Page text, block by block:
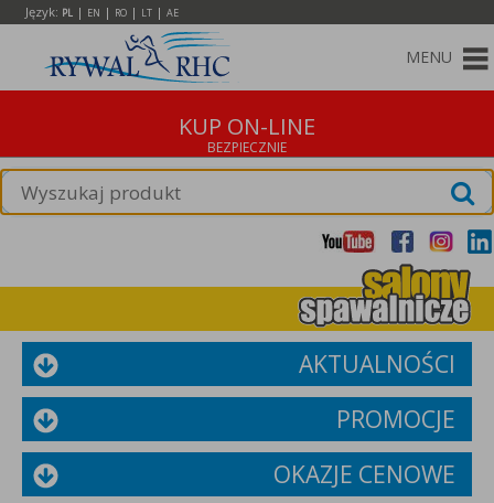
Język: PL | EN | RO | LT | AE
MENU
KUP ON-LINE
AKTUALNOŚCI
PROMOCJE
OKAZJE CENOWE